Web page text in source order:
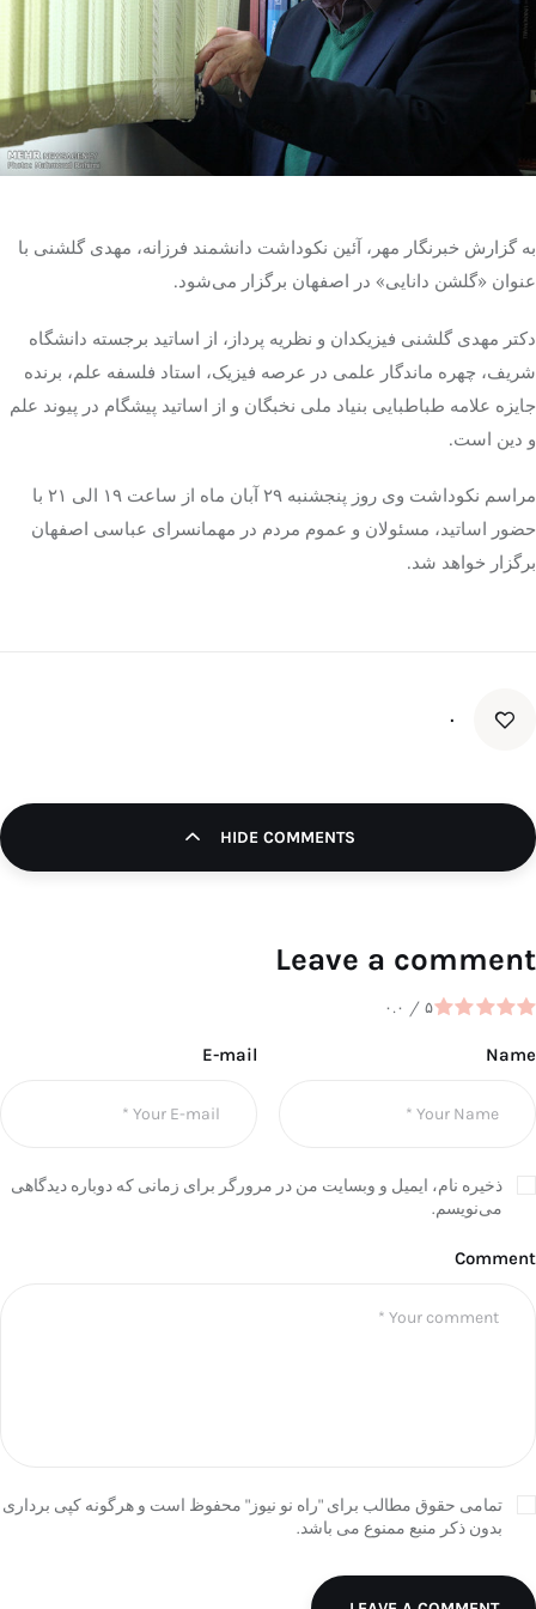
تک کده
خرید موتور ایمپلنت
به گزارش خبرنگار مهر، آئین نکوداشت دانشمند فرزانه، مهدی گلشنی با
عنوان «گلشن دانایی» در اصفهان برگزار می‌شود.
دکتر مهدی گلشنی فیزیکدان و نظریه پرداز ، از اساتید برجسته دانشگاه
شریف، چهره ماندگار علمی در عرصه فیزیک، استاد فلسفه علم، برنده
جایزه علامه طباطبایی بنیاد ملی نخبگان و از اساتید پیشگام در پیوند علم
و دین است.
مراسم نکوداشت وی روز پنجشنبه ۲۹ آبان ماه از ساعت ۱۹ الی ۲۱ با
حضور اساتید، مسئولان و عموم مردم در مهمانسرای عباسی اصفهان
برگزار خواهد شد.
۰
HIDE COMMENTS
Leave a comment
۰.۰ / ۵
Name
E-mail
ذخیره نام، ایمیل و وبسایت من در مرورگر برای زمانی که دوباره دیدگاهی
می‌نویسم.
Comment
تمامی حقوق مطالب برای "راه نو نیوز" محفوظ است و هرگونه کپی برداری
بدون ذکر منبع ممنوع می باشد.